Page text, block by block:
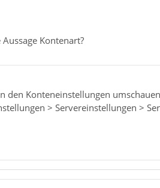
Kontenart?
den Konteneinstellungen
> Servereinstellungen >